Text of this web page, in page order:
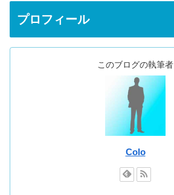
プロフィール
このブログの執筆者
Colo